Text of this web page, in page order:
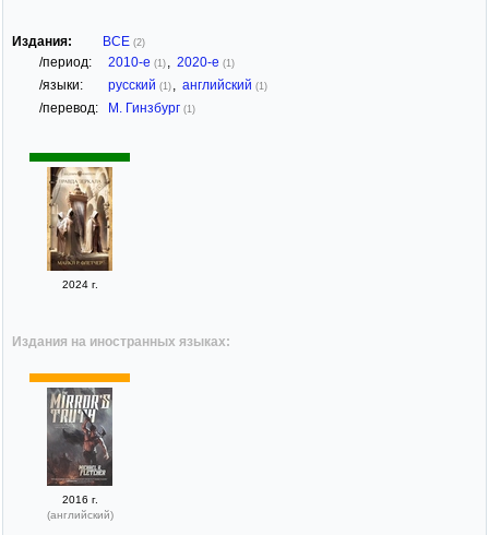
Издания: ВСЕ (2)
/период: 2010-е (1) 2020-е (1)
/языки: русский (1) английский (1)
/перевод: М. Гинзбург (1)
2024 г.
Издания на иностранных языках:
2016 г.
(английский)